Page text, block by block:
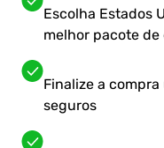
Escolha Estados
melhor pacote de
Finalize a
seguros